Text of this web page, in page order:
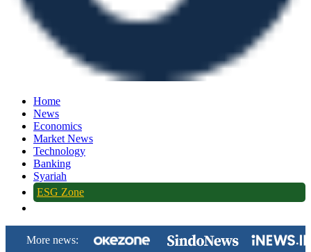
Home
News
Economics
Market News
Technology
Banking
Syariah
ESG Zone
More news: